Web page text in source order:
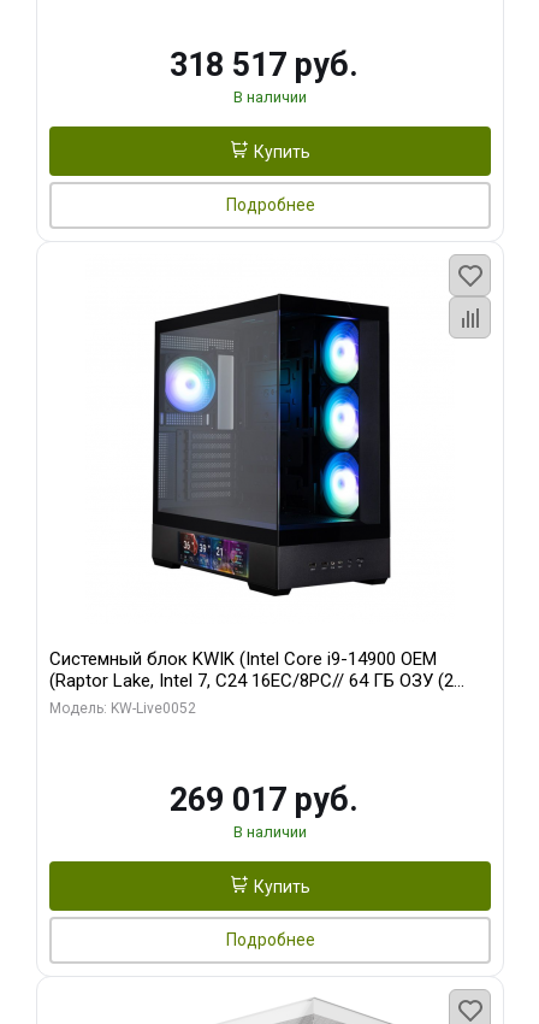
318 517 руб.
В наличии
Купить
Подробнее
Системный блок KWIK (Intel Core i9-14900 OEM
(Raptor Lake, Intel 7, C24 16EC/8PC// 64 ГБ ОЗУ (2
модуля)/ Palit RTX5080 GAMINGPRO OC 16GB GDDR7
Модель: KW-Live0052
269 017 руб.
В наличии
Купить
Подробнее